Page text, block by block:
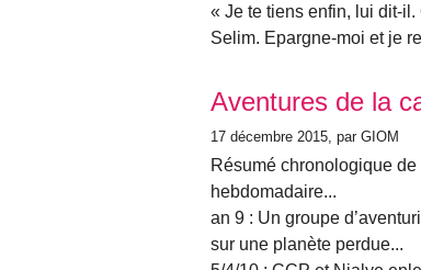
« Je te tiens enfin, lui dit-il.
Selim. Epargne-moi et je
Aventures de la
17 décembre 2015 , par GIOM
Résumé chronologique
hebdomadaire...
an 9 : Un groupe
sur une planète perdue...